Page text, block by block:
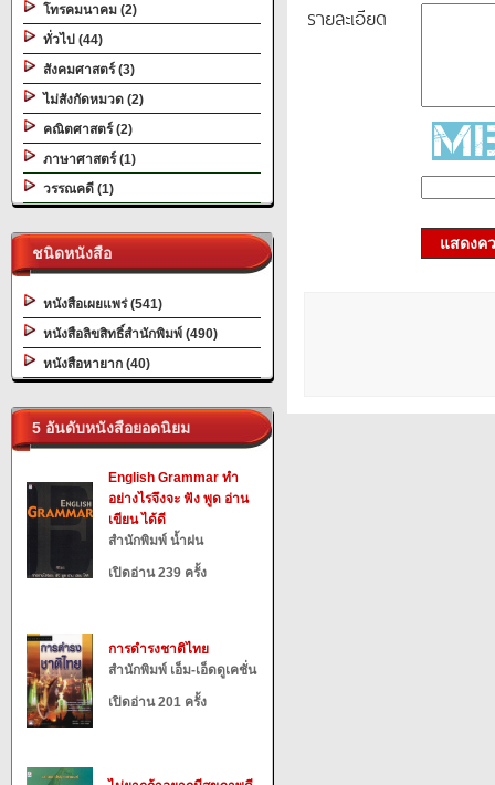
โทรคมนาคม (2)
ทั่วไป (44)
สังคมศาสตร์ (3)
ไม่สังกัดหมวด (2)
คณิตศาสตร์ (2)
ภาษาศาสตร์ (1)
วรรณคดี (1)
ชนิดหนังสือ
หนังสือเผยแพร่ (541)
หนังสือลิขสิทธิ์สำนักพิมพ์ (490)
หนังสือหายาก (40)
5 อันดับหนังสือยอดนิยม
English Grammar ทำ
อย่างไรจึงจะ ฟัง พูด อ่าน
เขียน ได้ดี
สำนักพิมพ์ น้ำฝน
เปิดอ่าน 239 ครั้ง
การดำรงชาติไทย
สำนักพิมพ์ เอ็ม-เอ็ดดูเคชั่น
เปิดอ่าน 201 ครั้ง
รายละเอียด
แสดงค